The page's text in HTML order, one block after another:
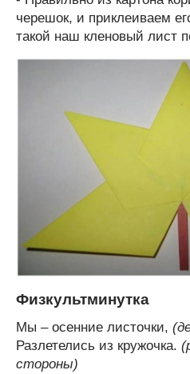
черешок, и приклеиваем
такой наш кленовый лист
Физкультминутка
Мы – осенние листочки,
Разлетелись из кружочка.
стороны)